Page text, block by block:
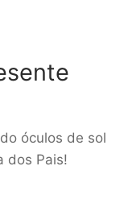
óculos de sol
dos Pais!